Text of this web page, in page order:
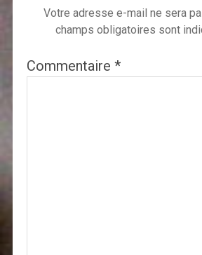
Votre adresse e-mail ne sera
champs obligatoires sont
Commentaire *